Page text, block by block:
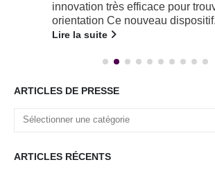
innovation très efficace pour
orientation Ce nouveau
Lire la suite
ARTICLES DE PRESSE
ARTICLES RÉCENTS